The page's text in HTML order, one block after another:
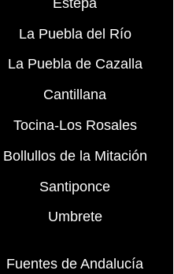
La Puebla del Río
La Puebla de Cazalla
Cantillana
Tocina-Los Rosales
Bollullos de la Mitación
Santiponce
Umbrete
Fuentes de Andalucía